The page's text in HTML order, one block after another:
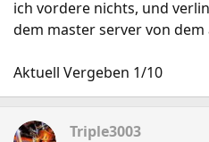
ich vordere nichts, und
dem master server von
Aktuell Vergeben 1/10
Triple3003